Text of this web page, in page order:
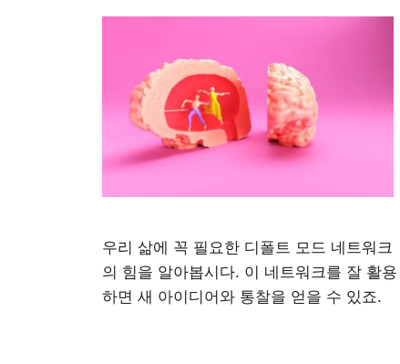
우리 삶에 꼭 필요한 디폴트 모드 네트워크
의 힘을 알아봅시다. 이 네트워크를 잘 활용
하면 새 아이디어와 통찰을 얻을 수 있죠.